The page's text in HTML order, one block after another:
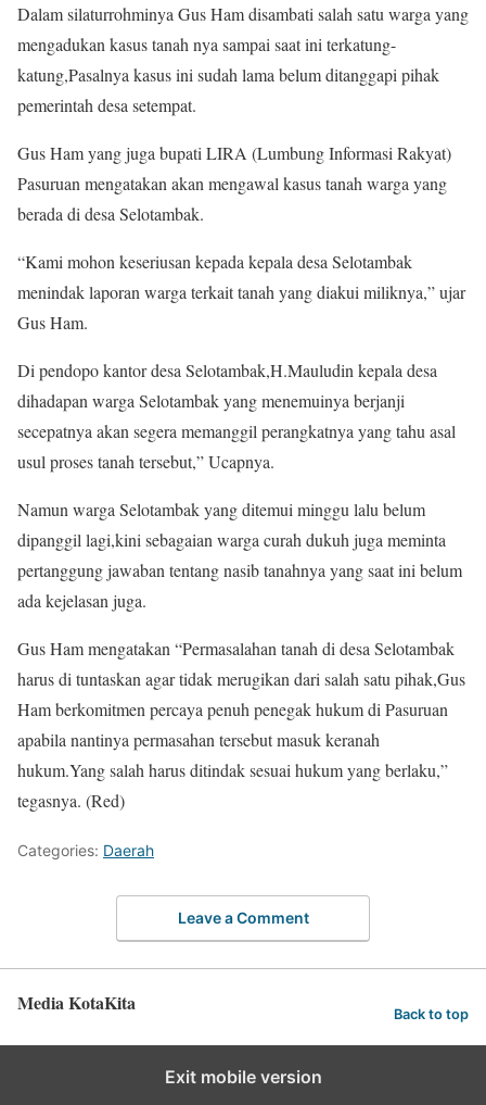
Dalam silaturrohminya Gus Ham disambati salah satu warga yang
mengadukan kasus tanah nya sampai saat ini terkatung-
katung,Pasalnya kasus ini sudah lama belum ditanggapi pihak
pemerintah desa setempat.
Gus Ham yang juga bupati LIRA (Lumbung Informasi Rakyat)
Pasuruan mengatakan akan mengawal kasus tanah warga yang
berada di desa Selotambak.
“Kami mohon keseriusan kepada kepala desa Selotambak
menindak laporan warga terkait tanah yang diakui miliknya,” ujar
Gus Ham.
Di pendopo kantor desa Selotambak,H.Mauludin kepala desa
dihadapan warga Selotambak yang menemuinya berjanji
secepatnya akan segera memanggil perangkatnya yang tahu asal
usul proses tanah tersebut,” Ucapnya.
Namun warga Selotambak yang ditemui minggu lalu belum
dipanggil lagi,kini sebagaian warga curah dukuh juga meminta
pertanggung jawaban tentang nasib tanahnya yang saat ini belum
ada kejelasan juga.
Gus Ham mengatakan “Permasalahan tanah di desa Selotambak
harus di tuntaskan agar tidak merugikan dari salah satu pihak,Gus
Ham berkomitmen percaya penuh penegak hukum di Pasuruan
apabila nantinya permasahan tersebut masuk keranah
hukum.Yang salah harus ditindak sesuai hukum yang berlaku,”
tegasnya. (Red)
Categories: Daerah
Leave a Comment
Media KotaKita Back to top
Exit mobile version